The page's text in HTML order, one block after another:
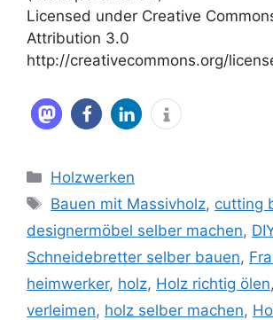
Licensed under Creative
Attribution 3.0
http://creativecommons.org/
Kategorien
Holzwerken
Schlagwörter
Bauen mit Massivholz, cutting
designermöbel selber machen,
Schneidebretter selber bauen,
heimwerker, holz, Holz richtig ölen,
verleimen, holz selber machen,